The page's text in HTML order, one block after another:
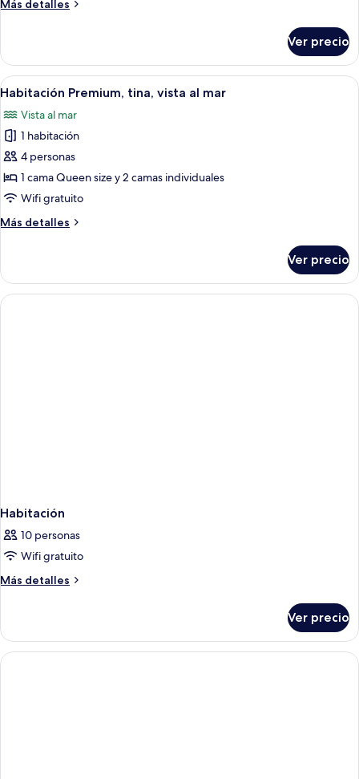
balcón,
océano
Más detalles
Más
de
lujo,
balcón,
al
océano
Ver precio
Abrir
todas
las
fotos
de
Habitación
Premium,
vista
Un amplio espacio de sala con un
9
Habitación Premium, tina, vista al mar
Vista al mar
1 habitación
4 personas
1 cama Queen size y 2 camas individuales
Wifi gratuito
Más detalles
Más
Premium,
tina,
vista
Ver precio
Habitación
10 personas
Wifi gratuito
Más detalles
Más
Ver precio